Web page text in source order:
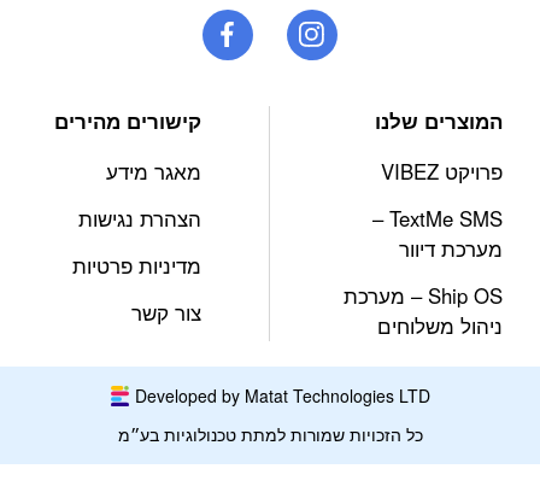
המוצרים שלנו
פרויקט VIBEZ
TextMe SMS –
מערכת דיוור
Ship OS – מערכת
ניהול משלוחים
קישורים מהירים
מאגר מידע
הצהרת נגישות
מדיניות פרטיות
צור קשר
כל הזכויות שמורות למתת טכנולוגיות בע״מ
Developed by Matat Technologies LTD